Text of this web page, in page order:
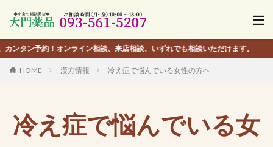
約！オンライン相談、来店相談、いずれでも相談いただけます。
HOME 漢方情報 冷え症で悩んでいる女性の方へ
冷え症で悩んでいる女